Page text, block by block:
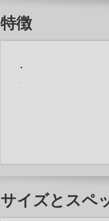
特徴
.
.
サイズとスペ